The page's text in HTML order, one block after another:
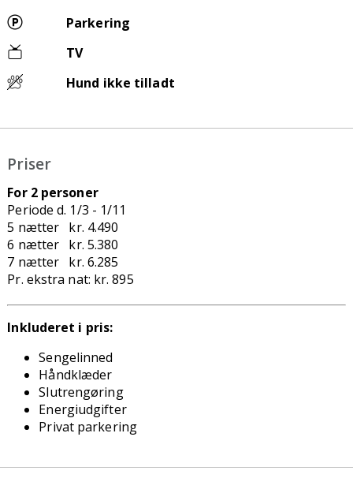
Parkering
TV
Hund ikke tilladt
Priser
For 2 personer
Periode d. 1/3 - 1/11
5 nætter kr. 4.490
6 nætter kr. 5.380
7 nætter kr. 6.285
Pr. ekstra nat: kr. 895
Inkluderet i pris:
Sengelinned
Håndklæder
Slutrengøring
Energiudgifter
Privat parkering